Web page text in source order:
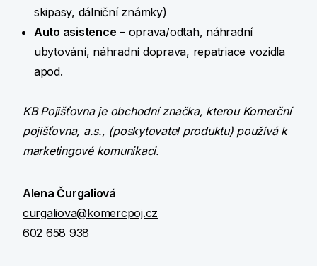
skipasy, dálniční známky)
Auto asistence – oprava/odtah, náhradní
ubytování, náhradní doprava, repatriace vozidla
apod.
KB Pojišťovna je obchodní značka, kterou Komerční
pojišťovna, a.s., (poskytovatel produktu) používá k
marketingové komunikaci.
Alena Čurgaliová
curgaliova@komercpoj.cz
602 658 938